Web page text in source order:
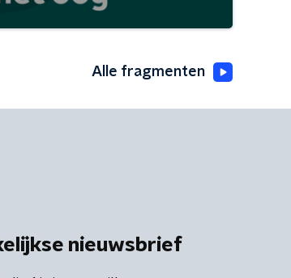
Alle fragmenten
nieuwsbrief